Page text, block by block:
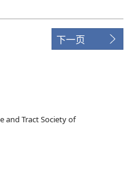
下一页
and Tract Society of